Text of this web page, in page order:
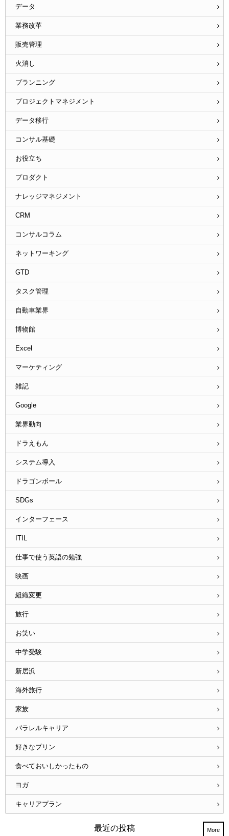
データ
業務改革
販売管理
火消し
プランニング
プロジェクトマネジメント
データ移行
コンサル基礎
お役立ち
プロダクト
ナレッジマネジメント
CRM
コンサルコラム
ネットワーキング
GTD
タスク管理
自動車業界
博物館
Excel
マーケティング
雑記
Google
業界動向
ドラえもん
システム導入
ドラゴンボール
SDGs
インターフェース
ITIL
仕事で使う英語の勉強
映画
組織変更
旅行
お笑い
中学受験
新居浜
海外旅行
家族
パラレルキャリア
好きなプリン
食べておいしかったもの
ヨガ
キャリアプラン
最近の投稿 More